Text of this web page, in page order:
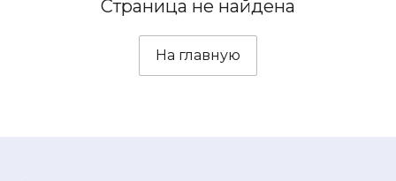
Страница не найдена
На главную